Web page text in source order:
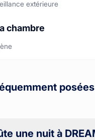
extérieure
chambre
posées
une nuit à